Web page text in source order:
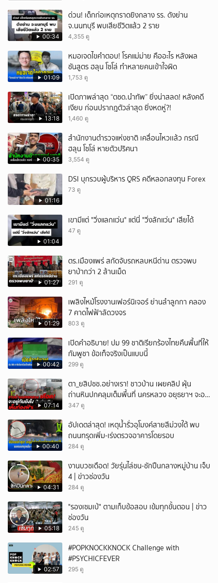
00:34
ด่วน! เด็กก่อเหตุกราดยิงกลาง รร. ดังย่าน
จ.นนทบุรี พบเสียชีวิตแล้ว 2 ราย
4,355 ดู
01:09
หมอเจดไขคำตอบ! โรคแม่ม่าย คืออะไร หลังผล
ชันสูตร ฮลุน โซโล่ ทำหลายคนเข้าใจผิด
1,753 ดู
13:18
เปิดภาพล่าสุด “ตชด.นำทัพ” ยิ่งน่าสลด! หลังคดี
เงียบ ก่อนปรากฎตัวล่าสุด ยิ่งหดหู่?!
1,460 ดู
00:35
สำนักงานตำรวจแห่งชาติ เคลื่อนไหวเเล้ว กรณี
ฮลุน โซโล่ หายตัวปริศนา
3,554 ดู
01:16
DSI บุกรวบผู้บริหาร QRS คดีหลอกลงทุน Forex
73 ดู
01:04
เขามีแต่ "วิ่งแลกแว่น" แต่นี่ "วิ่งลักแว่น" เสียได้
47 ดู
01:27
ตร.เมืองแพร่ สกัดจับรถหลบหนีด่าน ตรวจพบ
ยาบ้ากว่า 2 ล้านเม็ด
291 ดู
01:29
เพลิงไหม้โรงงานเฟอร์นิเจอร์ ย่านลำลูกกา คลอง
7 คาดไฟฟ้าลัดวงจร
803 ดู
00:42
เปิดคำอธิบาย! ปม 99 ชาติเรียกร้องไทยคืนพื้นที่ให้
กัมพูชา ข้อเท็จจริงเป็นแบบนี้
299 ดู
07:14
ตา_ยสิปชช.อย่างเรา! ชาวบ้าน เผยคลิป ฝุ่น
ถ่านหินปกคลุมเต็มพื้นที่ นครหลวง อยุธยาฯ จะอยู่
กันยังไง
347 ดู
00:40
อัปเดตล่าสุด! เหตุน้ำรั่วอุโมงค์สายสีม่วงใต้ พบ
ถนนทรุดเพิ่ม-เร่งตรวจอาคารโดยรอบ
284 ดู
04:31
งานบวชเดือด! วัยรุ่นไล่ชน-ชักปืนกลางหมู่บ้าน เจ็บ
4 | ข่าวช่องวัน
284 ดู
05:18
"รองเซมเบ้" ตามเก็บข้อสอบ เข้มทุกขั้นตอน | ข่าว
ช่องวัน
245 ดู
02:57
#POPKNOCKKNOCK Challenge with
#PSYCHICFEVER
295 ดู